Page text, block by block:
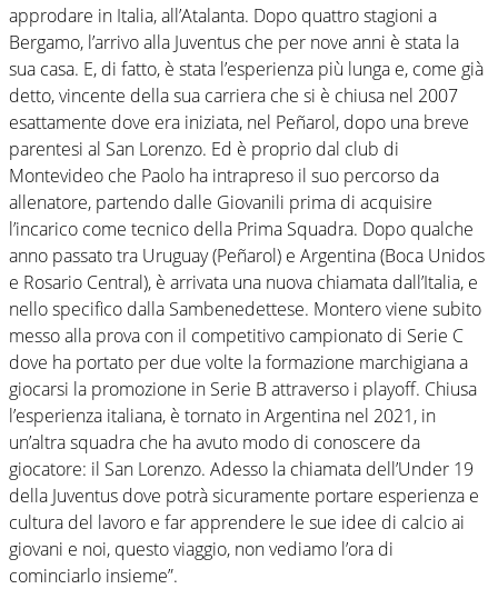
approdare in Italia, all’Atalanta. Dopo quattro stagioni a
Bergamo, l’arrivo alla Juventus che per nove anni è stata la
sua casa. E, di fatto, è stata l’esperienza più lunga e, come già
detto, vincente della sua carriera che si è chiusa nel 2007
esattamente dove era iniziata, nel Peñarol, dopo una breve
parentesi al San Lorenzo. Ed è proprio dal club di
Montevideo che Paolo ha intrapreso il suo percorso da
allenatore, partendo dalle Giovanili prima di acquisire
l’incarico come tecnico della Prima Squadra. Dopo qualche
anno passato tra Uruguay (Peñarol) e Argentina (Boca Unidos
e Rosario Central), è arrivata una nuova chiamata dall’Italia, e
nello specifico dalla Sambenedettese. Montero viene subito
messo alla prova con il competitivo campionato di Serie C
dove ha portato per due volte la formazione marchigiana a
giocarsi la promozione in Serie B attraverso i playoff. Chiusa
l’esperienza italiana, è tornato in Argentina nel 2021, in
un’altra squadra che ha avuto modo di conoscere da
giocatore: il San Lorenzo. Adesso la chiamata dell’Under 19
della Juventus dove potrà sicuramente portare esperienza e
cultura del lavoro e far apprendere le sue idee di calcio ai
giovani e noi, questo viaggio, non vediamo l’ora di
cominciarlo insieme”.